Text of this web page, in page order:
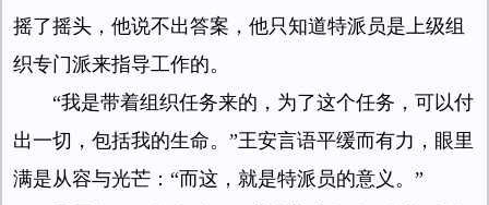
摇了摇头，他说不出答案，他只知道特派员是上级组
织专门派来指导工作的。
“我是带着组织任务来的，为了这个任务，可以付
出一切，包括我的生命。”王安言语平缓而有力，眼里
满是从容与光芒：“而这，就是特派员的意义。”